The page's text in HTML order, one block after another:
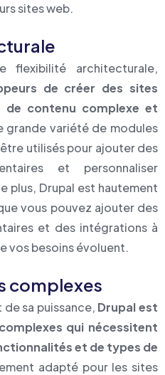
sites web.
flexibilité architecturale,
de créer des sites
contenu complexe et
grande variété de modules
utilisés pour ajouter des
et personnaliser
plus, Drupal est hautement
vous pouvez ajouter des
et des intégrations à
vos besoins évoluent.
complexes
sa puissance, Drupal est
qui nécessitent
et de types de
adapté pour les sites